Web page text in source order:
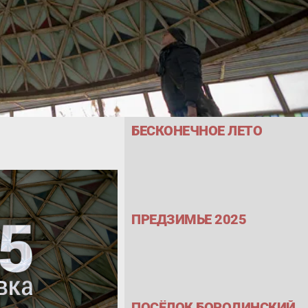
БЕСКОНЕЧНОЕ ЛЕТО
ПРЕДЗИМЬЕ 2025